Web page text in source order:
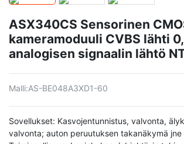
ASX340CS Sensorinen
kameramoduuli CVBS lähti
analogisen signaalin lähtö
Malli:AS-BE048A3XD1-60
Sovellukset: Kasvojentunnistus, valvonta,
valvonta; auton peruutuksen takanäkymä jne